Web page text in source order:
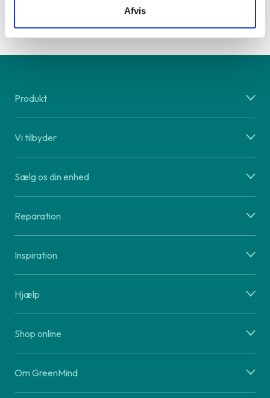
Afvis
Produkt
Vi tilbyder
Sælg os din enhed
Reparation
Inspiration
Hjælp
Shop online
Om GreenMind